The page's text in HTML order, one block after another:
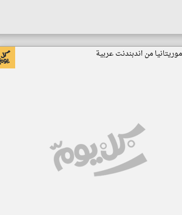
من اندبندنت عربية